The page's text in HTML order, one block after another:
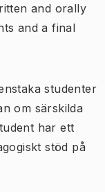
and orally
and a final
studenter
om särskilda
har ett
stöd på